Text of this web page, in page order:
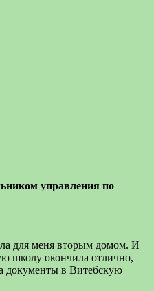
управления по
для меня вторым домом. И
школу окончила отлично,
документы в Витебскую